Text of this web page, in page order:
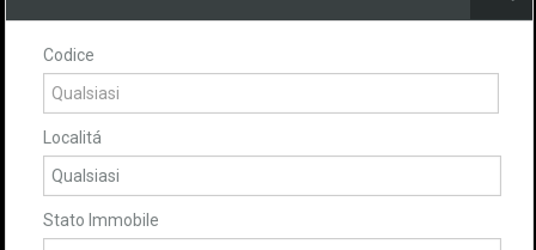
Codice
Localitá
Stato Immobile